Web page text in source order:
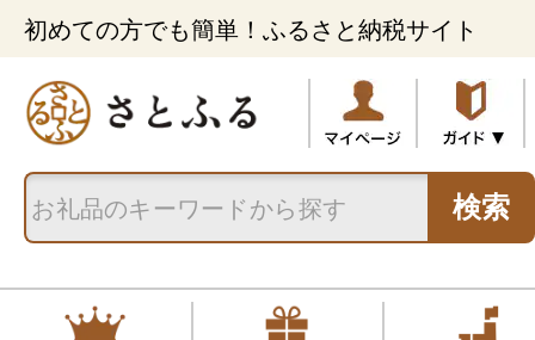
初めての方でも簡単！ふるさと納税サイト
検索